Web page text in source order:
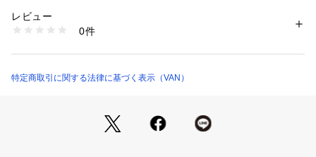
商品番号：
NY012586 （ショップ）
レビュー
0件
特定商取引に関する法律に基づく表示（VAN）